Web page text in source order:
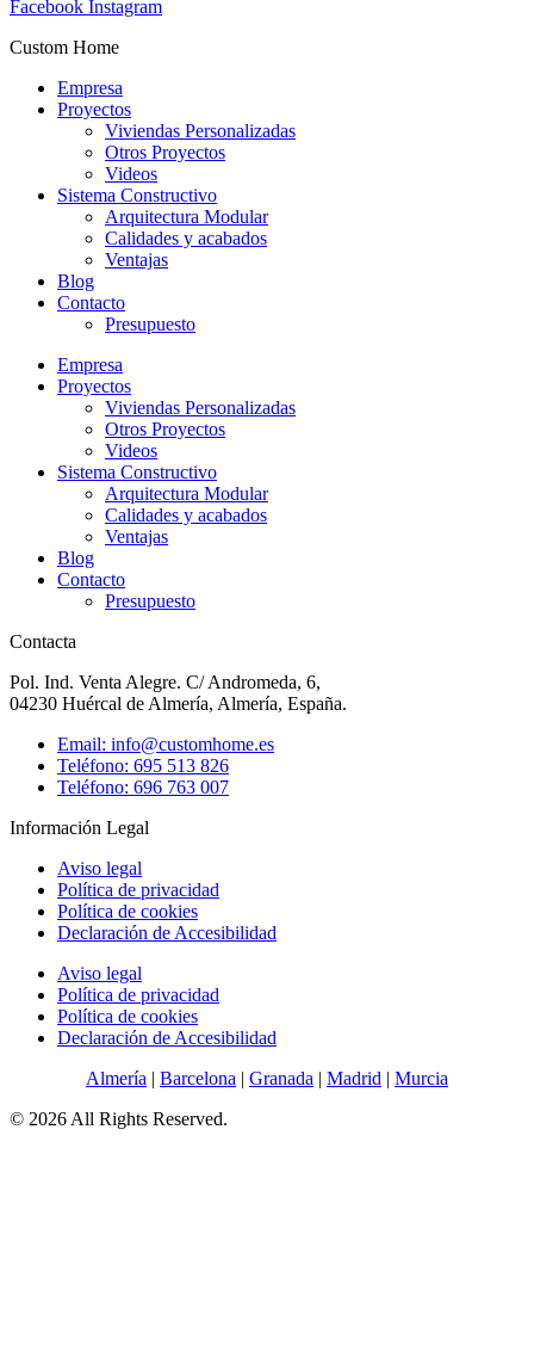
Facebook Instagram
Custom Home
Empresa
Proyectos
Viviendas Personalizadas
Otros Proyectos
Videos
Sistema Constructivo
Arquitectura Modular
Calidades y acabados
Ventajas
Blog
Contacto
Presupuesto
Empresa
Proyectos
Viviendas Personalizadas
Otros Proyectos
Videos
Sistema Constructivo
Arquitectura Modular
Calidades y acabados
Ventajas
Blog
Contacto
Presupuesto
Contacta
Pol. Ind. Venta Alegre. C/ Andromeda, 6,
04230 Huércal de Almería, Almería, España.
Email: info@customhome.es
Teléfono: 695 513 826
Teléfono: 696 763 007
Información Legal
Aviso legal
Política de privacidad
Política de cookies
Declaración de Accesibilidad
Aviso legal
Política de privacidad
Política de cookies
Declaración de Accesibilidad
Almería | Barcelona | Granada | Madrid | Murcia
© 2026 All Rights Reserved.